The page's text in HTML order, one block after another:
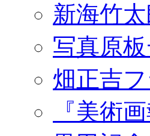
新海竹
写真原
畑正吉
『美術